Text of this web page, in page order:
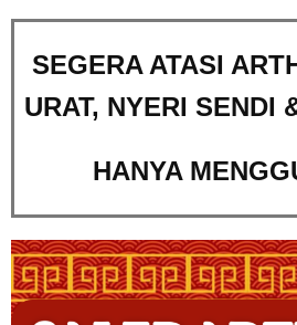
SEGERA ATASI
URAT, NYERI SENDI
HANYA